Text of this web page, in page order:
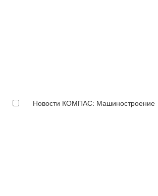
Новости КОМПАС: Машиностроение